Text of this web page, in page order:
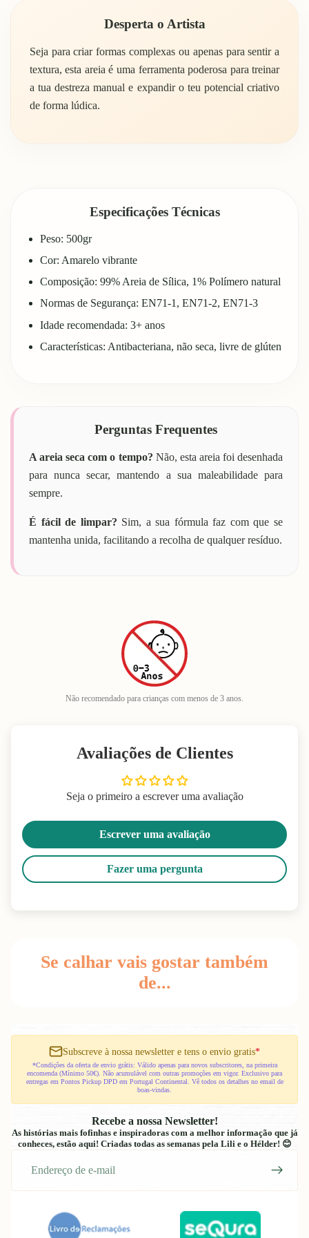
Desperta o Artista
Seja para criar formas complexas ou apenas para sentir a
textura, esta areia é uma ferramenta poderosa para treinar
a tua destreza manual e expandir o teu potencial criativo
de forma lúdica.
Especificações Técnicas
Peso: 500gr
Cor: Amarelo vibrante
Composição: 99% Areia de Sílica, 1% Polímero natural
Normas de Segurança: EN71-1, EN71-2, EN71-3
Idade recomendada: 3+ anos
Características: Antibacteriana, não seca, livre de glúten
Perguntas Frequentes
A areia seca com o tempo? Não, esta areia foi desenhada
para nunca secar, mantendo a sua maleabilidade para
sempre.
É fácil de limpar? Sim, a sua fórmula faz com que se
mantenha unida, facilitando a recolha de qualquer resíduo.
Não recomendado para crianças com menos de 3 anos.
Avaliações de Clientes
Seja o primeiro a escrever uma avaliação
Escrever uma avaliação
Fazer uma pergunta
Se calhar vais gostar também
de...
Subscreve à nossa newsletter e tens o envio gratis*
*Condições da oferta de envio grátis: Válido apenas para novos subscritores, na primeira
encomenda (Mínimo 50€). Não acumulável com outras promoções em vigor. Exclusivo para
entregas em Pontos Pickup DPD em Portugal Continental. Vê todos os detalhes no email de
boas-vindas.
Recebe a nossa Newsletter!
As histórias mais fofinhas e inspiradoras com a melhor informação que já
conheces, estão aqui! Criadas todas as semanas pela Lili e o Hélder! 😊